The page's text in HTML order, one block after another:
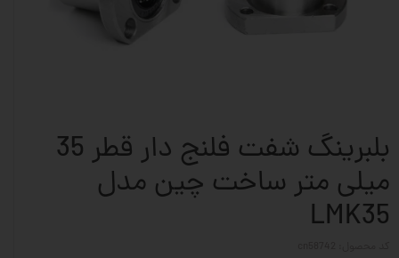
بلبرینگ شفت فلنج دار قطر 35
میلی متر ساخت چین مدل
LMK35